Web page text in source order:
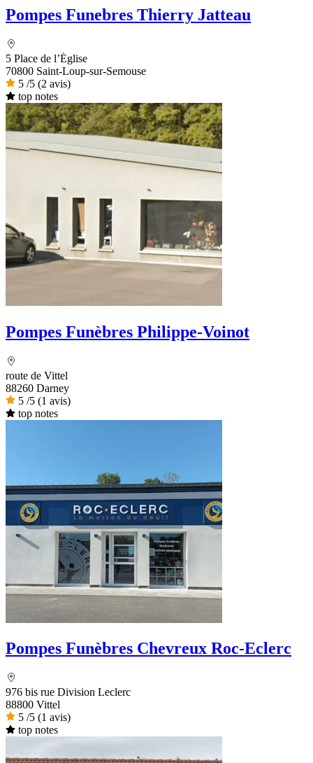
Pompes Funebres Thierry Jatteau
5 Place de l’Église
70800 Saint-Loup-sur-Semouse
5 /5 (2 avis)
top notes
Pompes Funèbres Philippe-Voinot
route de Vittel
88260 Darney
5 /5 (1 avis)
top notes
Pompes Funèbres Chevreux Roc-Eclerc
976 bis rue Division Leclerc
88800 Vittel
5 /5 (1 avis)
top notes